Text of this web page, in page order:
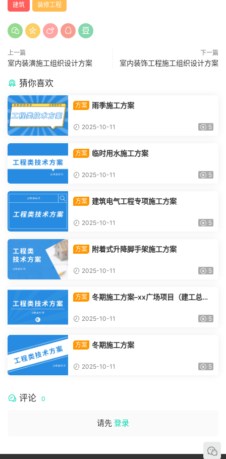
建筑 装修工程
上一篇
室内装潢施工组织设计方案
下一篇
室内装饰工程施工组织设计方案
猜你喜欢
方案 雨季施工方案
2025-10-11 5
方案 临时用水施工方案
2025-10-11 5
方案 建筑电气工程专项施工方案
2025-10-11 5
方案 附着式升降脚手架施工方案
2025-10-11 5
方案 冬期施工方案–xx广场项目（建工总承
2025-10-11 5
方案 冬期施工方案
2025-10-11 5
评论 0
请先 登录